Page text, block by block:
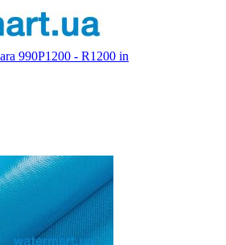
990P1200 - R1200 in